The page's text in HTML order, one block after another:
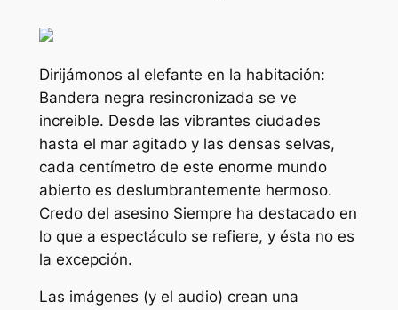
Dirijámonos al elefante en la habitación:
Bandera negra resincronizada se ve
increible. Desde las vibrantes ciudades
hasta el mar agitado y las densas selvas,
cada centímetro de este enorme mundo
abierto es deslumbrantemente hermoso.
Credo del asesinoSiempre ha destacado en
lo que a espectáculo se refiere, y ésta no es
la excepción.
Las imágenes (y el audio) crean una